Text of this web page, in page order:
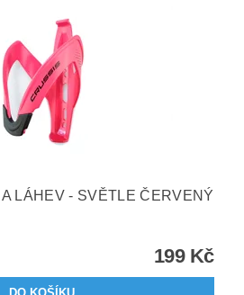
LÁHEV - SVĚTLE ČERVENÝ
199 Kč